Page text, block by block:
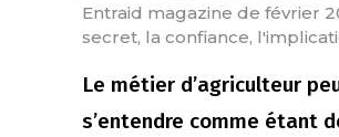
Entraid magazine de février
secret, la confiance,
Le métier d’agriculteur
s’entendre comme étant